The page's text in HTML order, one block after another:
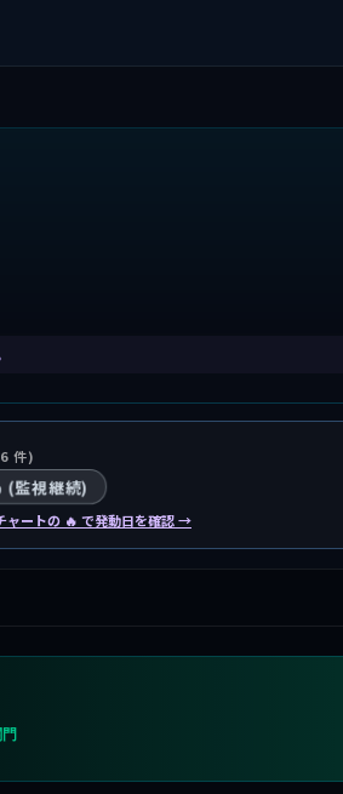
件)
(監視継続)
ャートの 🔥 で発動日を確認 →